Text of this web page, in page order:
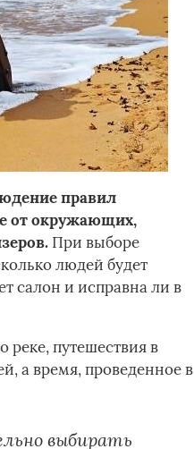
правил
от окружающих,
При выборе
людей будет
салон и исправна ли в
путешествия в
а время, проведенное в
выбирать